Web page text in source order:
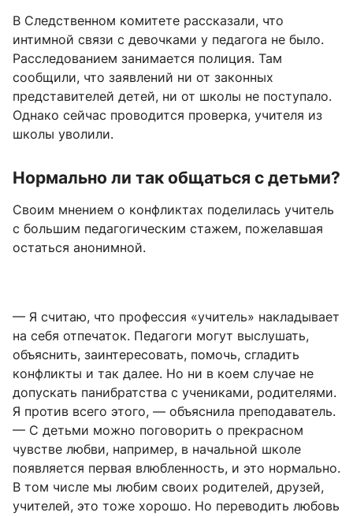
В Следственном комитете рассказали, что
интимной связи с девочками у педагога не было.
Расследованием занимается полиция. Там
сообщили, что заявлений ни от законных
представителей детей, ни от школы не поступало.
Однако сейчас проводится проверка, учителя из
школы уволили.
Нормально ли так общаться с детьми?
Своим мнением о конфликтах поделилась учитель
с большим педагогическим стажем, пожелавшая
остаться анонимной.
— Я считаю, что профессия «учитель» накладывает
на себя отпечаток. Педагоги могут выслушать,
объяснить, заинтересовать, помочь, сгладить
конфликты и так далее. Но ни в коем случае не
допускать панибратства с учениками, родителями.
Я против всего этого, — объяснила преподаватель.
— С детьми можно поговорить о прекрасном
чувстве любви, например, в начальной школе
появляется первая влюбленность, и это нормально.
В том числе мы любим своих родителей, друзей,
учителей, это тоже хорошо. Но переводить любовь